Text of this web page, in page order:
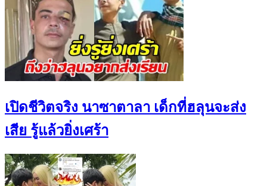
เปิดชีวิตจริง นาซาตาลา เด็กที่ฮลุนจะส่ง
เสีย รู้แล้วยิ่งเศร้า